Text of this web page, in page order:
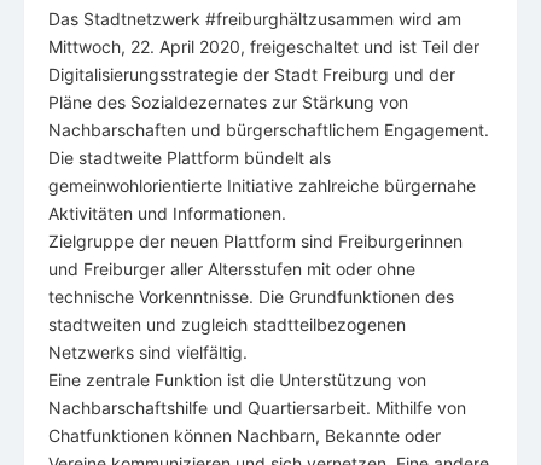
Das Stadtnetzwerk #freiburghältzusammen wird am
Mittwoch, 22. April 2020, freigeschaltet und ist Teil der
Digitalisierungsstrategie der Stadt Freiburg und der
Pläne des Sozialdezernates zur Stärkung von
Nachbarschaften und bürgerschaftlichem Engagement.
Die stadtweite Plattform bündelt als
gemeinwohlorientierte Initiative zahlreiche bürgernahe
Aktivitäten und Informationen.
Zielgruppe der neuen Plattform sind Freiburgerinnen
und Freiburger aller Altersstufen mit oder ohne
technische Vorkenntnisse. Die Grundfunktionen des
stadtweiten und zugleich stadtteilbezogenen
Netzwerks sind vielfältig.
Eine zentrale Funktion ist die Unterstützung von
Nachbarschaftshilfe und Quartiersarbeit. Mithilfe von
Chatfunktionen können Nachbarn, Bekannte oder